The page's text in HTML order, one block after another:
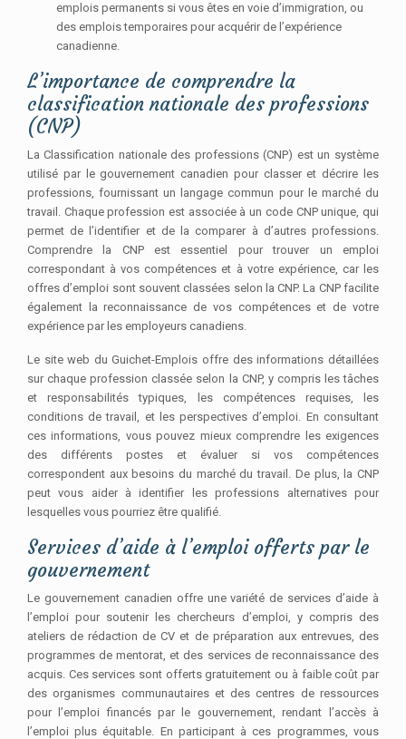
emplois permanents si vous êtes en voie d’immigration, ou
des emplois temporaires pour acquérir de l’expérience
canadienne.
L’importance de comprendre la
classification nationale des professions
(CNP)
La Classification nationale des professions (CNP) est un système
utilisé par le gouvernement canadien pour classer et décrire les
professions, fournissant un langage commun pour le marché du
travail. Chaque profession est associée à un code CNP unique, qui
permet de l’identifier et de la comparer à d’autres professions.
Comprendre la CNP est essentiel pour trouver un emploi
correspondant à vos compétences et à votre expérience, car les
offres d’emploi sont souvent classées selon la CNP. La CNP facilite
également la reconnaissance de vos compétences et de votre
expérience par les employeurs canadiens.
Le site web du Guichet-Emplois offre des informations détaillées
sur chaque profession classée selon la CNP, y compris les tâches
et responsabilités typiques, les compétences requises, les
conditions de travail, et les perspectives d’emploi. En consultant
ces informations, vous pouvez mieux comprendre les exigences
des différents postes et évaluer si vos compétences
correspondent aux besoins du marché du travail. De plus, la CNP
peut vous aider à identifier les professions alternatives pour
lesquelles vous pourriez être qualifié.
Services d’aide à l’emploi offerts par le
gouvernement
Le gouvernement canadien offre une variété de services d’aide à
l’emploi pour soutenir les chercheurs d’emploi, y compris des
ateliers de rédaction de CV et de préparation aux entrevues, des
programmes de mentorat, et des services de reconnaissance des
acquis. Ces services sont offerts gratuitement ou à faible coût par
des organismes communautaires et des centres de ressources
pour l’emploi financés par le gouvernement, rendant l’accès à
l’emploi plus équitable. En participant à ces programmes, vous